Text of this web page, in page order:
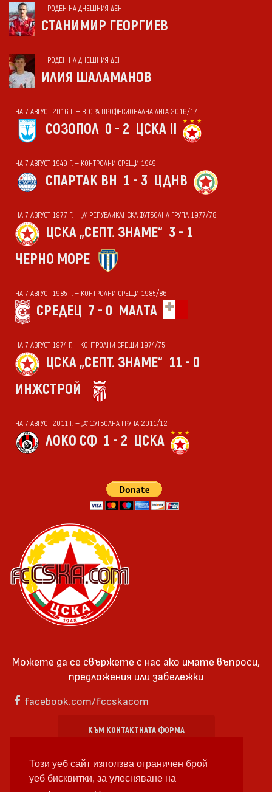
Този уеб сайт използва ограничен брой
уеб бисквитки, за улесняване на
РОДЕН НА ДНЕШНИЯ ДЕН
СТАНИМИР ГЕОРГИЕВ
РОДЕН НА ДНЕШНИЯ ДЕН
ИЛИЯ ШАЛАМАНОВ
НА 7 АВГУСТ 2016 Г. — ВТОРА ПРОФЕСИОНАЛНА ЛИГА 2016/17
СОЗОПОЛ 0 - 2 ЦСКА II
НА 7 АВГУСТ 1949 Г. — КОНТРОЛНИ СРЕЩИ 1949
СПАРТАК ВН 1 - 3 ЦДНВ
НА 7 АВГУСТ 1977 Г. — „А“ РЕПУБЛИКАНСКА ФУТБОЛНА ГРУПА 1977/78
ЦСКА „СЕПТ. ЗНАМЕ“ 3 - 1
ЧЕРНО МОРЕ
НА 7 АВГУСТ 1985 Г. — КОНТРОЛНИ СРЕЩИ 1985/86
СРЕДЕЦ 7 - 0 МАЛТА
НА 7 АВГУСТ 1974 Г. — КОНТРОЛНИ СРЕЩИ 1974/75
ЦСКА „СЕПТ. ЗНАМЕ“ 11 - 0
ИНЖСТРОЙ
НА 7 АВГУСТ 2011 Г. — „А“ ФУТБОЛНА ГРУПА 2011/12
ЛОКО СФ 1 - 2 ЦСКА
Можете да се свържете с нас ако имате въпроси,
предложения или забележки
facebook.com/fccskacom
КЪМ КОНТАКТНАТА ФОРМА